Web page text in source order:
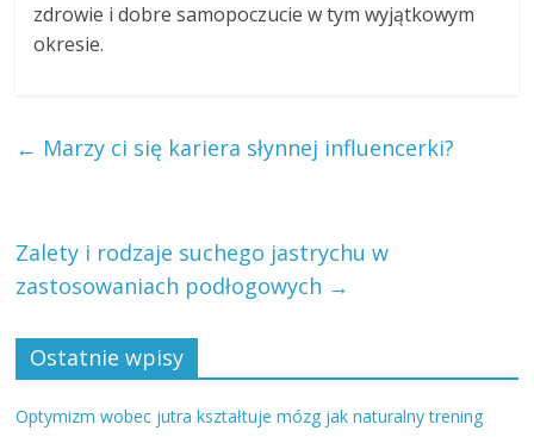
zdrowie i dobre samopoczucie w tym wyjątkowym
okresie.
← Marzy ci się kariera słynnej influencerki?
Zalety i rodzaje suchego jastrychu w
zastosowaniach podłogowych →
Ostatnie wpisy
Optymizm wobec jutra kształtuje mózg jak naturalny trening